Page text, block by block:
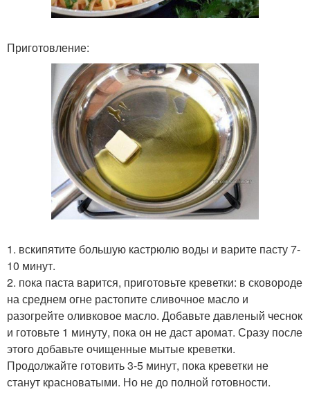
Приготовление:
1. вскипятите большую кастрюлю воды и варите пасту 7-
10 минут.
2. пока паста варится, приготовьте креветки: в сковороде
на среднем огне растопите сливочное масло и
разогрейте оливковое масло. Добавьте давленый чеснок
и готовьте 1 минуту, пока он не даст аромат. Сразу после
этого добавьте очищенные мытые креветки.
Продолжайте готовить 3-5 минут, пока креветки не
станут красноватыми. Но не до полной готовности.